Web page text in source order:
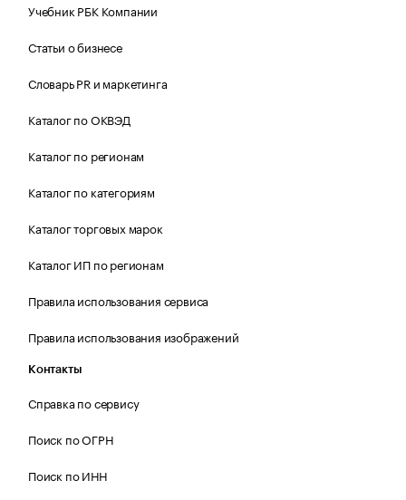
Учебник РБК Компании
Статьи о бизнесе
Словарь PR и маркетинга
Каталог по ОКВЭД
Каталог по регионам
Каталог по категориям
Каталог торговых марок
Каталог ИП по регионам
Правила использования сервиса
Правила использования изображений
Контакты
Справка по сервису
Поиск по ОГРН
Поиск по ИНН